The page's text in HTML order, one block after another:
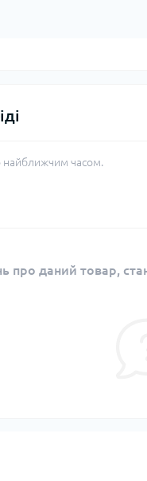
найближчим часом.
про даний товар,